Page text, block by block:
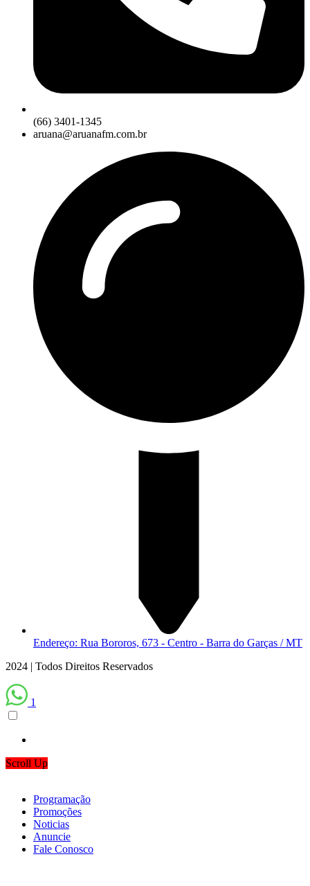
(66) 3401-1345
aruana@aruanafm.com.br
Endereço: Rua Bororos, 673 - Centro - Barra do Garças / MT
2024 | Todos Direitos Reservados
1
Scroll Up
Programação
Promoções
Noticias
Anuncie
Fale Conosco